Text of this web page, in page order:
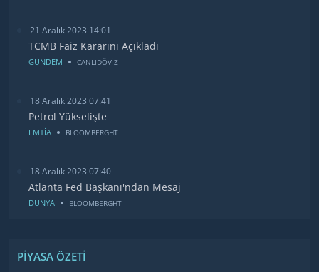
21 Aralık 2023 14:01
TCMB Faiz Kararını Açıkladı
GUNDEM CANLIDÖVİZ
18 Aralık 2023 07:41
Petrol Yükselişte
EMTİA BLOOMBERGHT
18 Aralık 2023 07:40
Atlanta Fed Başkanı'ndan Mesaj
DUNYA BLOOMBERGHT
PIYASA ÖZETI